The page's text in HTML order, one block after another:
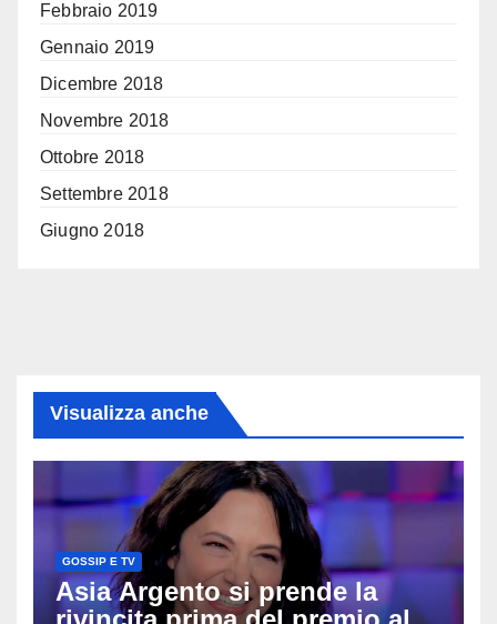
Febbraio 2019
Gennaio 2019
Dicembre 2018
Novembre 2018
Ottobre 2018
Settembre 2018
Giugno 2018
Visualizza anche
GOSSIP E TV
Asia Argento si prende la